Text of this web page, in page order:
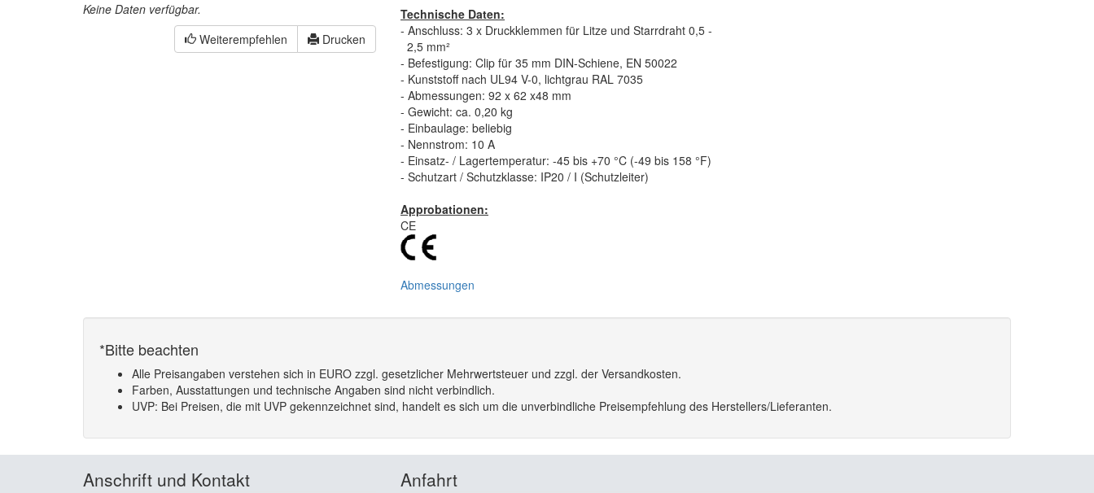
Keine Daten verfügbar.
Weiterempfehlen
Drucken
Technische Daten:
- Anschluss: 3 x Druckklemmen für Litze und Starrdraht 0,5 -
2,5 mm²
- Befestigung: Clip für 35 mm DIN-Schiene, EN 50022
- Kunststoff nach UL94 V-0, lichtgrau RAL 7035
- Abmessungen: 92 x 62 x48 mm
- Gewicht: ca. 0,20 kg
- Einbaulage: beliebig
- Nennstrom: 10 A
- Einsatz- / Lagertemperatur: -45 bis +70 °C (-49 bis 158 °F)
- Schutzart / Schutzklasse: IP20 / I (Schutzleiter)
Approbationen:
CE
Abmessungen
*Bitte beachten
Alle Preisangaben verstehen sich in EURO zzgl. gesetzlicher Mehrwertsteuer und zzgl. der Versandkosten.
Farben, Ausstattungen und technische Angaben sind nicht verbindlich.
UVP: Bei Preisen, die mit UVP gekennzeichnet sind, handelt es sich um die unverbindliche Preisempfehlung des Herstellers/Lieferanten.
Anschrift und Kontakt Anfahrt